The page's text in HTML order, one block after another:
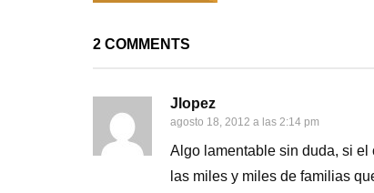
2 COMMENTS
Jlopez
agosto 18, 2012 a las 2:14 pm
Algo lamentable sin duda, si el
las miles y miles de familias